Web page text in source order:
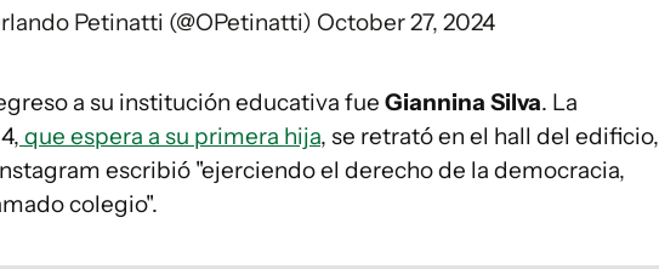
Petinatti (@OPetinatti) October 27, 2024
a su institución educativa fue Giannina Silva. La
que espera a su primera hija, se retrató en el hall del edificio,
escribió "ejerciendo el derecho de la democracia,
colegio".